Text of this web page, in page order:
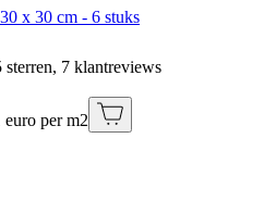
x 30 cm - 6 stuks
sterren, 7 klantreviews
per m2